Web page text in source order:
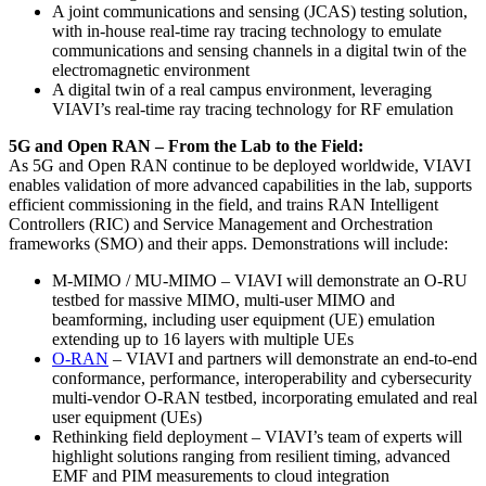
A joint communications and sensing (JCAS) testing solution,
with in-house real-time ray tracing technology to emulate
communications and sensing channels in a digital twin of the
electromagnetic environment
A digital twin of a real campus environment, leveraging
VIAVI’s real-time ray tracing technology for RF emulation
5G and Open RAN – From the Lab to the Field:
As 5G and Open RAN continue to be deployed worldwide, VIAVI
enables validation of more advanced capabilities in the lab, supports
efficient commissioning in the field, and trains RAN Intelligent
Controllers (RIC) and Service Management and Orchestration
frameworks (SMO) and their apps. Demonstrations will include:
M-MIMO / MU-MIMO – VIAVI will demonstrate an O-RU
testbed for massive MIMO, multi-user MIMO and
beamforming, including user equipment (UE) emulation
extending up to 16 layers with multiple UEs
O-RAN – VIAVI and partners will demonstrate an end-to-end
conformance, performance, interoperability and cybersecurity
multi-vendor O-RAN testbed, incorporating emulated and real
user equipment (UEs)
Rethinking field deployment – VIAVI’s team of experts will
highlight solutions ranging from resilient timing, advanced
EMF and PIM measurements to cloud integration